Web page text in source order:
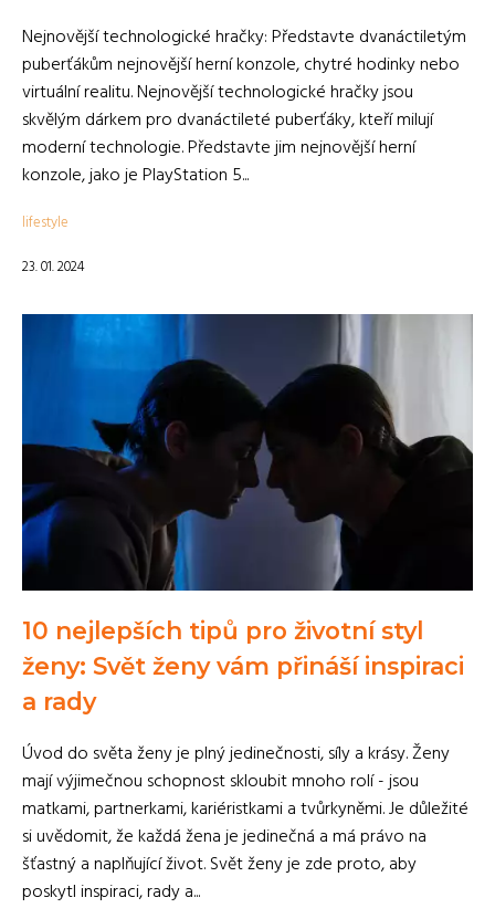
Nejnovější technologické hračky: Představte dvanáctiletým
puberťákům nejnovější herní konzole, chytré hodinky nebo
virtuální realitu. Nejnovější technologické hračky jsou
skvělým dárkem pro dvanáctileté puberťáky, kteří milují
moderní technologie. Představte jim nejnovější herní
konzole, jako je PlayStation 5...
lifestyle
23. 01. 2024
10 nejlepších tipů pro životní styl
ženy: Svět ženy vám přináší inspiraci
a rady
Úvod do světa ženy je plný jedinečnosti, síly a krásy. Ženy
mají výjimečnou schopnost skloubit mnoho rolí - jsou
matkami, partnerkami, kariéristkami a tvůrkyněmi. Je důležité
si uvědomit, že každá žena je jedinečná a má právo na
šťastný a naplňující život. Svět ženy je zde proto, aby
poskytl inspiraci, rady a...